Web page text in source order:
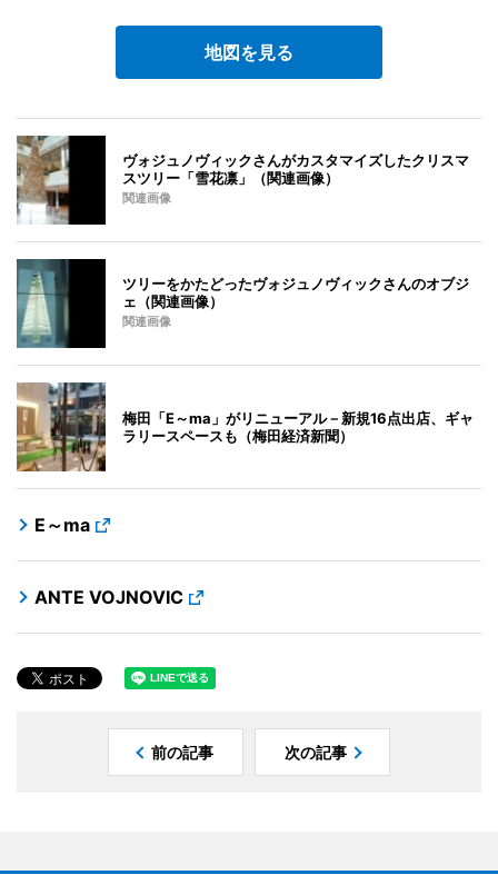
地図を見る
ヴォジュノヴィックさんがカスタマイズしたクリスマ
スツリー「雪花凛」（関連画像）
関連画像
ツリーをかたどったヴォジュノヴィックさんのオブジ
ェ（関連画像）
関連画像
梅田「E～ma」がリニューアル－新規16点出店、ギャ
ラリースペースも（梅田経済新聞）
E～ma
ANTE VOJNOVIC
前の記事 次の記事